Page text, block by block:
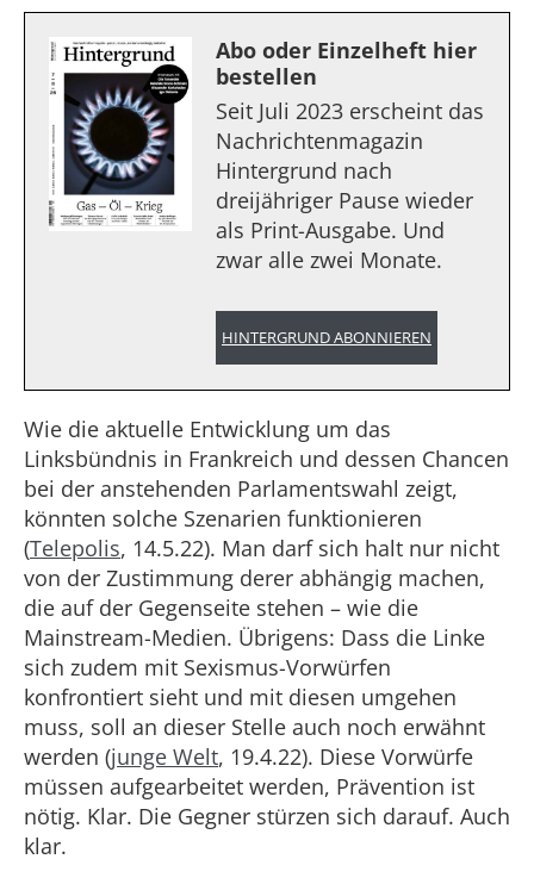
Abo oder Einzelheft hier
bestellen
Seit Juli 2023 erscheint das
Nachrichtenmagazin
Hintergrund nach
dreijähriger Pause wieder
als Print-Ausgabe. Und
zwar alle zwei Monate.
HINTERGRUND ABONNIEREN
Wie die aktuelle Entwicklung um das
Linksbündnis in Frankreich und dessen Chancen
bei der anstehenden Parlamentswahl zeigt,
könnten solche Szenarien funktionieren
(Telepolis, 14.5.22). Man darf sich halt nur nicht
von der Zustimmung derer abhängig machen,
die auf der Gegenseite stehen – wie die
Mainstream-Medien. Übrigens: Dass die Linke
sich zudem mit Sexismus-Vorwürfen
konfrontiert sieht und mit diesen umgehen
muss, soll an dieser Stelle auch noch erwähnt
werden (junge Welt, 19.4.22). Diese Vorwürfe
müssen aufgearbeitet werden, Prävention ist
nötig. Klar. Die Gegner stürzen sich darauf. Auch
klar.